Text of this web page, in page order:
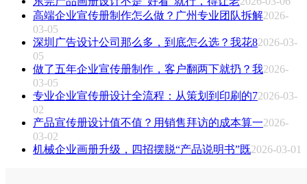
高端企业宣传册制作怎么做？广州专业团队拆解2026-
03-05
深圳广告设计公司那么多，到底怎么选？我花82026-03-
05
做了五年企业宣传册制作，客户翻两下就扔？我2026-
03-05
专业企业宣传册设计全流程：从策划到印刷的72026-03-
02
产品宣传册设计值不值？用销售拜访的成本算一2026-
03-02
机械企业画册升级，四招摆脱“产品说明书”既2026-03-01